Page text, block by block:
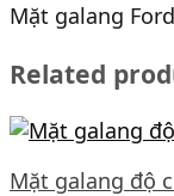
Mặt galang
Related
Mặt galang độ